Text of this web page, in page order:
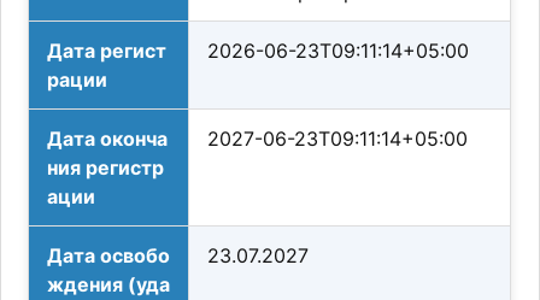
Дата регист
рации
2026-06-23T09:11:14+05:00
Дата оконча
ния регистр
ации
2027-06-23T09:11:14+05:00
Дата освобо
ждения (уда
23.07.2027